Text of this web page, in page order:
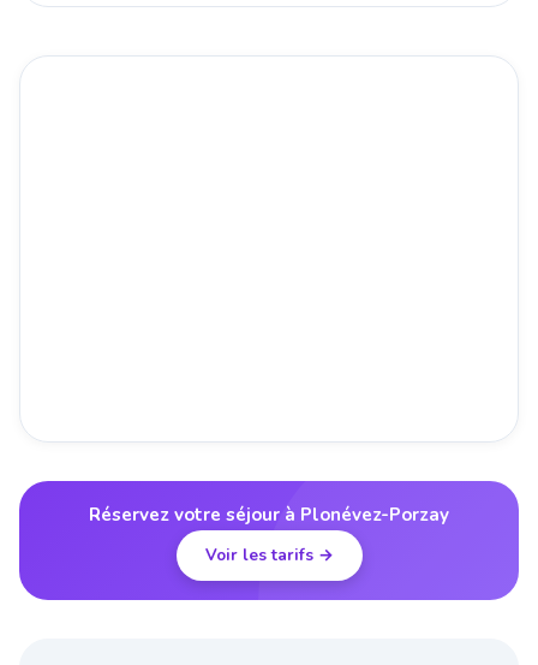
Réservez votre séjour à Plonévez-Porzay
Voir les tarifs →